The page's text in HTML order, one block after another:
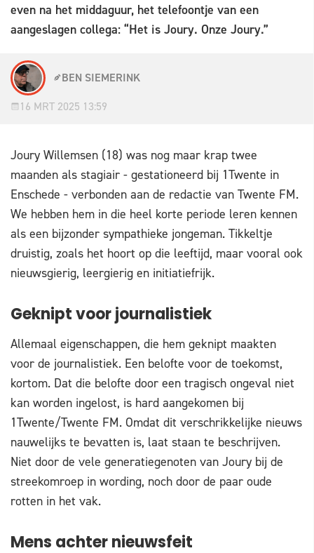
even na het middaguur, het telefoontje van een
aangeslagen collega: “Het is Joury. Onze Joury.”
BEN SIEMERINK
16 MRT 2025 13:59
Joury Willemsen (18) was nog maar krap twee
maanden als stagiair - gestationeerd bij 1Twente in
Enschede - verbonden aan de redactie van Twente FM.
We hebben hem in die heel korte periode leren kennen
als een bijzonder sympathieke jongeman. Tikkeltje
druistig, zoals het hoort op die leeftijd, maar vooral ook
nieuwsgierig, leergierig en initiatiefrijk.
Geknipt voor journalistiek
Allemaal eigenschappen, die hem geknipt maakten
voor de journalistiek. Een belofte voor de toekomst,
kortom. Dat die belofte door een tragisch ongeval niet
kan worden ingelost, is hard aangekomen bij
1Twente/Twente FM. Omdat dit verschrikkelijke nieuws
nauwelijks te bevatten is, laat staan te beschrijven.
Niet door de vele generatiegenoten van Joury bij de
streekomroep in wording, noch door de paar oude
rotten in het vak.
Mens achter nieuwsfeit